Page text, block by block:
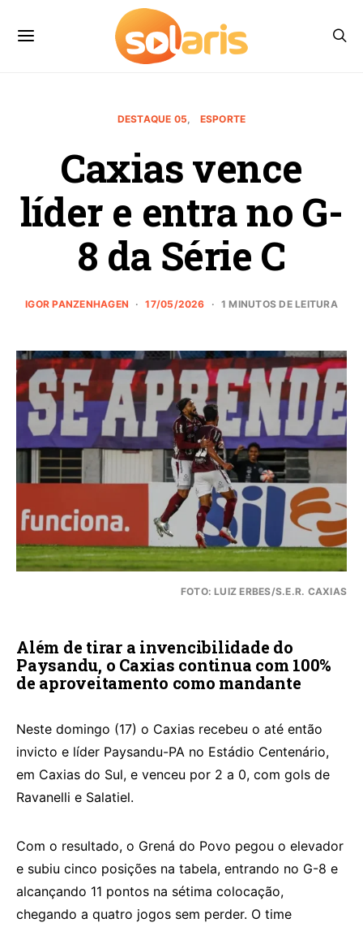
DESTAQUE 05 ESPORTE
Caxias vence
líder e entra no G-
8 da Série C
IGOR PANZENHAGEN 17/05/2026 1 MINUTOS DE LEITURA
FOTO: LUIZ ERBES/S.E.R. CAXIAS
Além de tirar a invencibilidade do
Paysandu, o Caxias continua com 100%
de aproveitamento como mandante
Neste domingo (17) o Caxias recebeu o até então
invicto e líder Paysandu-PA no Estádio Centenário,
em Caxias do Sul, e venceu por 2 a 0, com gols de
Ravanelli e Salatiel.
Com o resultado, o Grená do Povo pegou o elevador
e subiu cinco posições na tabela, entrando no G-8 e
alcançando 11 pontos na sétima colocação,
chegando a quatro jogos sem perder. O time